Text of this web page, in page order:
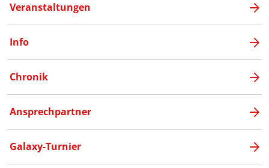
Veranstaltungen
Info
Chronik
Ansprechpartner
Galaxy-Turnier